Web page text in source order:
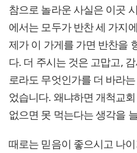
참으로 놀라운 사실은 이곳
에서는 모두가 반찬 세 가지
제가 이 가게를 가면 반찬을
다. 더 주시는 것은 고맙고,
로라도 무엇인가를 더 바라
었습니다. 왜냐하면 개척교
없으면 못 먹는다는 생각을
때로는 믿음이 좋으시고 나